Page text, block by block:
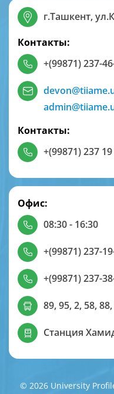
г.Ташкент,
Контакты:
+(99871) 237-
Контакты:
+(99871) 237
Офис:
08:30 - 16:30
+(99871) 237-
+(99871) 237-
89, 95, 2, 58,
Станция
© 2026 University